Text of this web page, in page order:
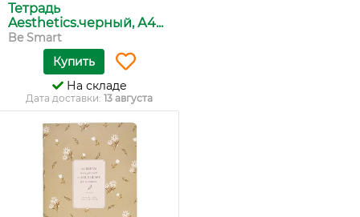
Тетрадь
Aesthetics.черный, А4...
Be Smart
Купить
На складе
Дата доставки: 13 августа